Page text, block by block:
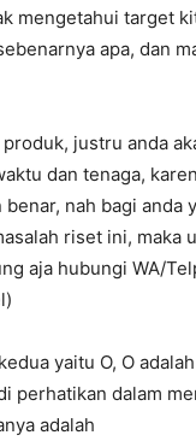
mengetahui target
apa, dan
justru anda
dan tenaga,
nah bagi anda
riset ini, maka
aja hubungi WA/
yaitu O, O
perhatikan dalam
adalah